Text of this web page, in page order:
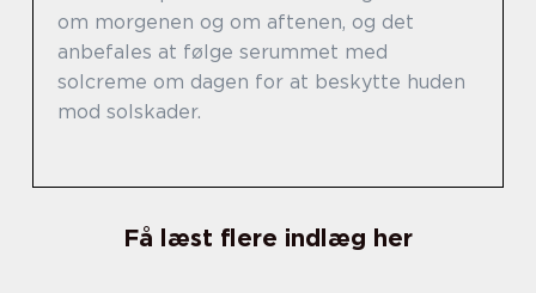
om morgenen og om aftenen, og det
anbefales at følge serummet med
solcreme om dagen for at beskytte huden
mod solskader.
Få læst flere indlæg her